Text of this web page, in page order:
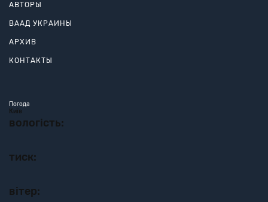
АВТОРЫ
ВААД УКРАИНЫ
АРХИВ
КОНТАКТЫ
Погода
Київ
вологість:
тиск:
вітер: